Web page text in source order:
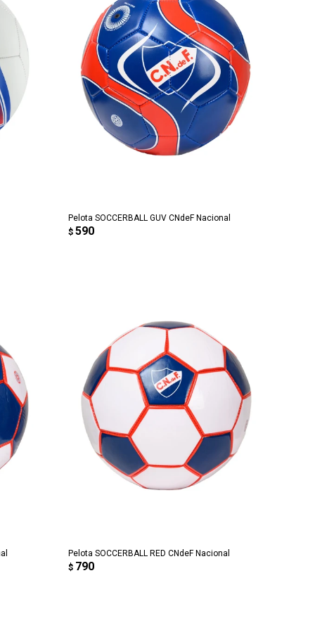
Pelota SOCCERBALL GUV CNdeF Nacional
$ 590
Pelota SOCCERBALL RED CNdeF Nacional
$ 790